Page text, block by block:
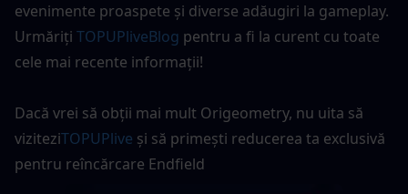
evenimente proaspete și diverse adăugiri la gameplay.
Urmăriți TOPUPliveBlog pentru a fi la curent cu toate
cele mai recente informații!
Dacă vrei să obții mai mult Origeometry, nu uita să
viziteziTOPUPlive și să primești reducerea ta exclusivă
pentru reîncărcare Endfield